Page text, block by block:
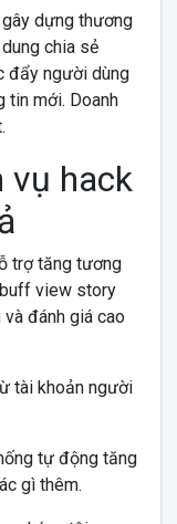
dựng thương
chia sẻ
đẩy người dùng
tin mới. Doanh
vụ hack
trợ tăng tương
view story
đánh giá cao
tài khoản người
tự động tăng
gì thêm.